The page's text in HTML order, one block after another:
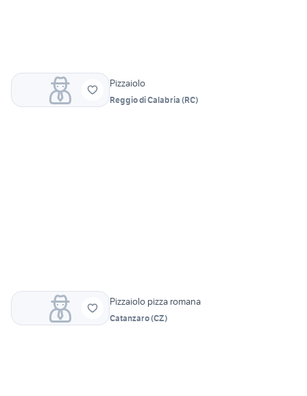
Pizzaiolo
Reggio di Calabria (RC)
Pizzaiolo pizza romana
Catanzaro(CZ)